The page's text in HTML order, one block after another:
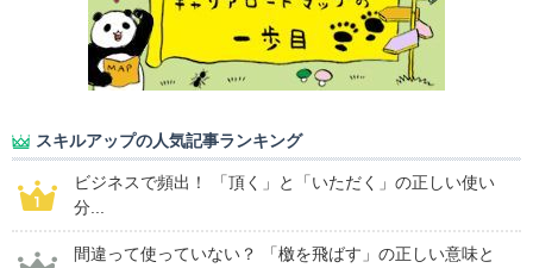
スキルアップの人気記事ランキング
ビジネスで頻出！ 「頂く」と「いただく」の正しい使い
分...
間違って使っていない？ 「檄を飛ばす」の正しい意味と